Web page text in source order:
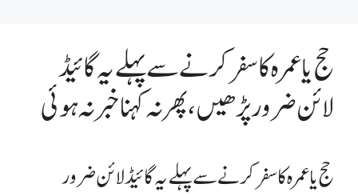
حج یا عمرہ کا سفر کرنے سے پہلے یہ گائیڈ
لائن ضرور پڑھیں،پھر نہ کہنا خبر نہ ہوئی
حج یا عمرہ کا سفر کرنے سے پہلے یہ گائیڈ لائن ضرور